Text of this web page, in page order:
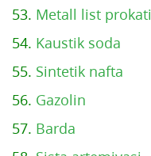
53. Metall list prokati
54. Kaustik soda
55. Sintetik nafta
56. Gazolin
57. Barda